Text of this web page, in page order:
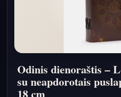
Odinis dienoraštis –
su neapdorotais